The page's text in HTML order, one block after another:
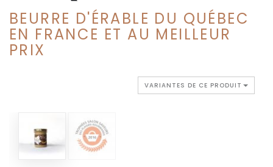
BEURRE D'ÉRABLE DU QUÉBEC
EN FRANCE ET AU MEILLEUR
PRIX
VARIANTES DE CE PRODUIT